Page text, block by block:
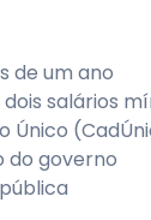
de um ano
salários
Único
do governo